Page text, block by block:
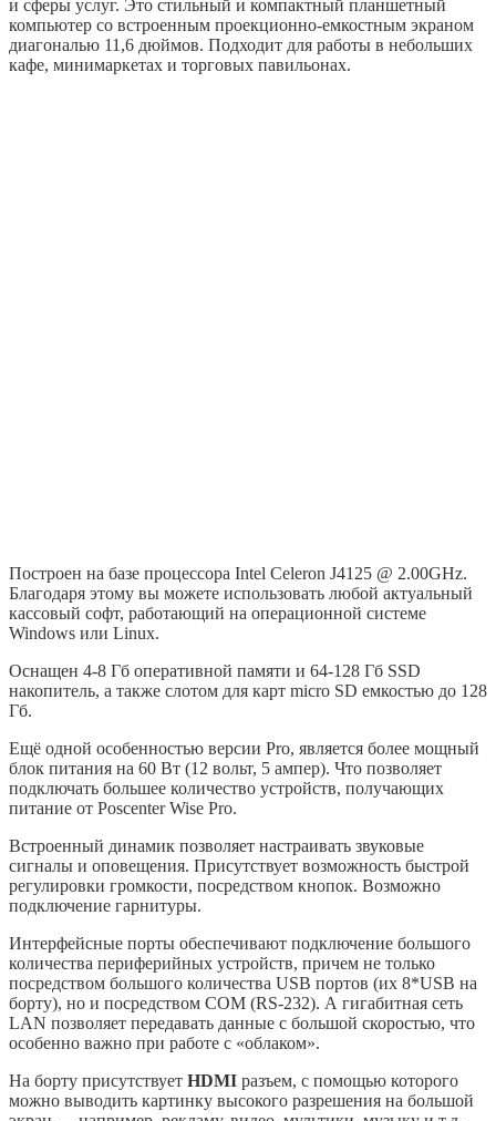
и сферы услуг. Это стильный и компактный планшетный
компьютер со встроенным проекционно-емкостным экраном
диагональю 11,6 дюймов. Подходит для работы в небольших
кафе, минимаркетах и торговых павильонах.
Построен на базе процессора Intel Celeron J4125 @ 2.00GHz.
Благодаря этому вы можете использовать любой актуальный
кассовый софт, работающий на операционной системе
Windows или Linux.
Оснащен 4-8 Гб оперативной памяти и 64-128 Гб SSD
накопитель, а также слотом для карт micro SD емкостью до 128
Гб.
Ещё одной особенностью версии Pro, является более мощный
блок питания на 60 Вт (12 вольт, 5 ампер). Что позволяет
подключать большее количество устройств, получающих
питание от Poscenter Wise Pro.
Встроенный динамик позволяет настраивать звуковые
сигналы и оповещения. Присутствует возможность быстрой
регулировки громкости, посредством кнопок. Возможно
подключение гарнитуры.
Интерфейсные порты обеспечивают подключение большого
количества периферийных устройств, причем не только
посредством большого количества USB портов (их 8*USB на
борту), но и посредством COM (RS-232). А гигабитная сеть
LAN позволяет передавать данные с большой скоростью, что
особенно важно при работе с «облаком».
На борту присутствует HDMI разъем, с помощью которого
можно выводить картинку высокого разрешения на большой